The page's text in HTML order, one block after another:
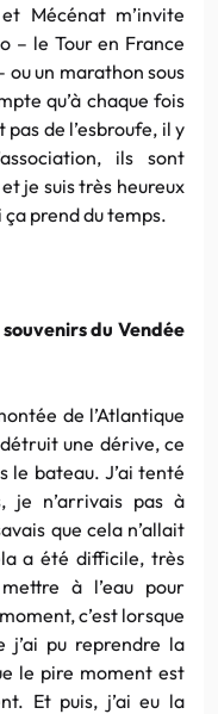
Mécénat m’invite
– le Tour en France
un marathon sous
qu’à chaque fois
pas de l’esbroufe, il y
ils sont
je suis très heureux
ça prend du temps.
du Vendée
de l’Atlantique
une dérive, ce
le bateau. J’ai tenté
je n’arrivais pas à
que cela n’allait
a été difficile, très
à l’eau pour
c’est lorsque
j’ai pu reprendre la
le pire moment est
Et puis, j’ai eu la